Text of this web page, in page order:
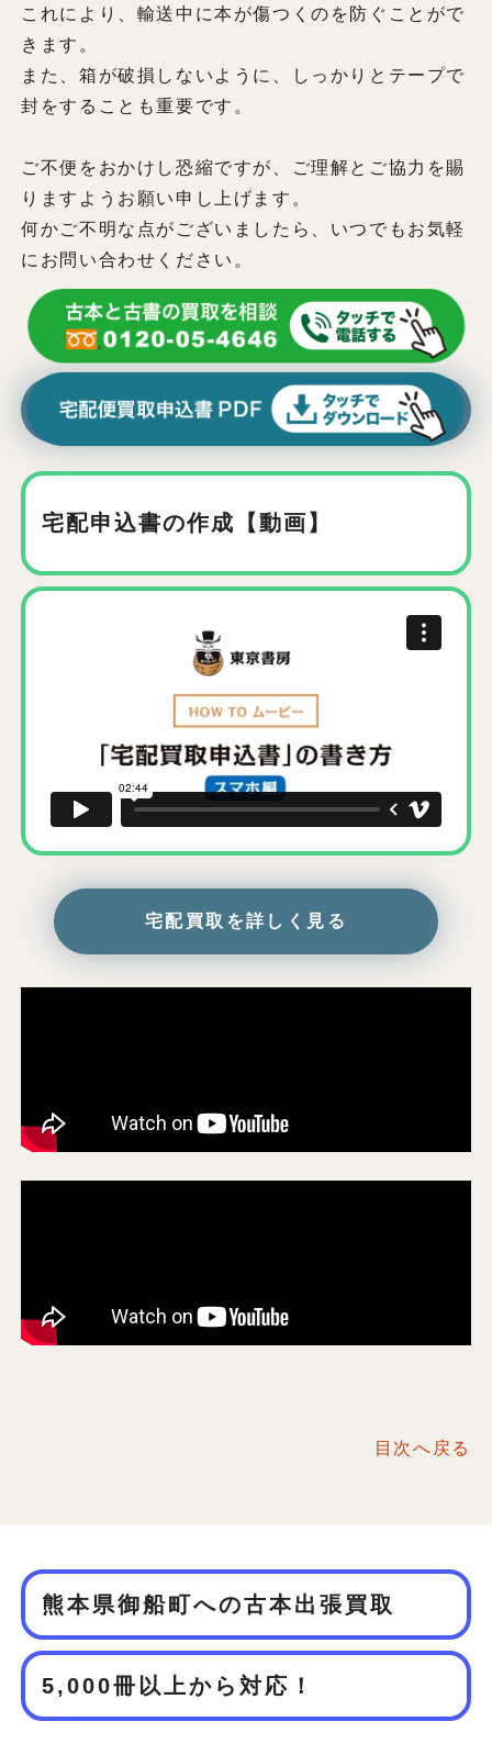
これにより、輸送中に本が傷つくのを防ぐことがで
きます。
また、箱が破損しないように、しっかりとテープで
封をすることも重要です。
ご不便をおかけし恐縮ですが、ご理解とご協力を賜
りますようお願い申し上げます。
何かご不明な点がございましたら、いつでもお気軽
にお問い合わせください。
宅配申込書の作成【動画】
宅配買取を詳しく見る
目次へ戻る
熊本県御船町への古本出張買取
5,000冊以上から対応！